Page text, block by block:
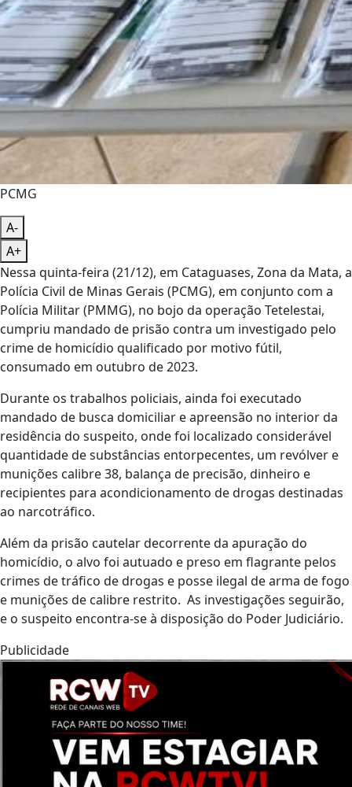
PCMG
A-
A+
Nessa quinta-feira (21/12), em Cataguases, Zona da Mata, a
Polícia Civil de Minas Gerais (PCMG), em conjunto com a
Polícia Militar (PMMG), no bojo da operação Tetelestai,
cumpriu mandado de prisão contra um investigado pelo
crime de homicídio qualificado por motivo fútil,
consumado em outubro de 2023.
Durante os trabalhos policiais, ainda foi executado
mandado de busca domiciliar e apreensão no interior da
residência do suspeito, onde foi localizado considerável
quantidade de substâncias entorpecentes, um revólver e
munições calibre 38, balança de precisão, dinheiro e
recipientes para acondicionamento de drogas destinadas
ao narcotráfico.
Além da prisão cautelar decorrente da apuração do
homicídio, o alvo foi autuado e preso em flagrante pelos
crimes de tráfico de drogas e posse ilegal de arma de fogo
e munições de calibre restrito. As investigações seguirão,
e o suspeito encontra-se à disposição do Poder Judiciário.
Publicidade